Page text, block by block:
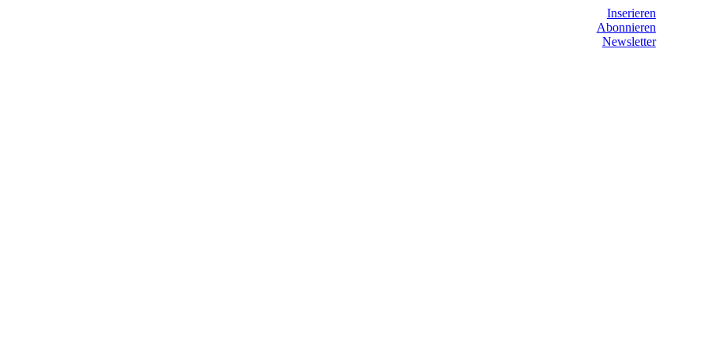
Inserieren
Abonnieren
Newsletter